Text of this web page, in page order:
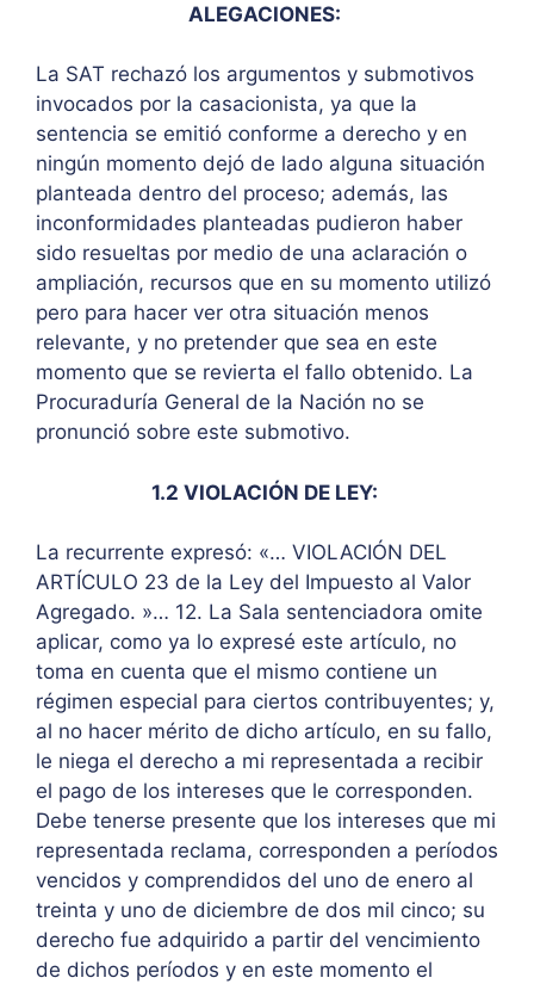
ALEGACIONES:
La SAT rechazó los argumentos y submotivos
invocados por la casacionista, ya que la
sentencia se emitió conforme a derecho y en
ningún momento dejó de lado alguna situación
planteada dentro del proceso; además, las
inconformidades planteadas pudieron haber
sido resueltas por medio de una aclaración o
ampliación, recursos que en su momento utilizó
pero para hacer ver otra situación menos
relevante, y no pretender que sea en este
momento que se revierta el fallo obtenido. La
Procuraduría General de la Nación no se
pronunció sobre este submotivo.
1.2 VIOLACIÓN DE LEY:
La recurrente expresó: «… VIOLACIÓN DEL
ARTÍCULO 23 de la Ley del Impuesto al Valor
Agregado. »… 12. La Sala sentenciadora omite
aplicar, como ya lo expresé este artículo, no
toma en cuenta que el mismo contiene un
régimen especial para ciertos contribuyentes; y,
al no hacer mérito de dicho artículo, en su fallo,
le niega el derecho a mi representada a recibir
el pago de los intereses que le corresponden.
Debe tenerse presente que los intereses que mi
representada reclama, corresponden a períodos
vencidos y comprendidos del uno de enero al
treinta y uno de diciembre de dos mil cinco; su
derecho fue adquirido a partir del vencimiento
de dichos períodos y en este momento el